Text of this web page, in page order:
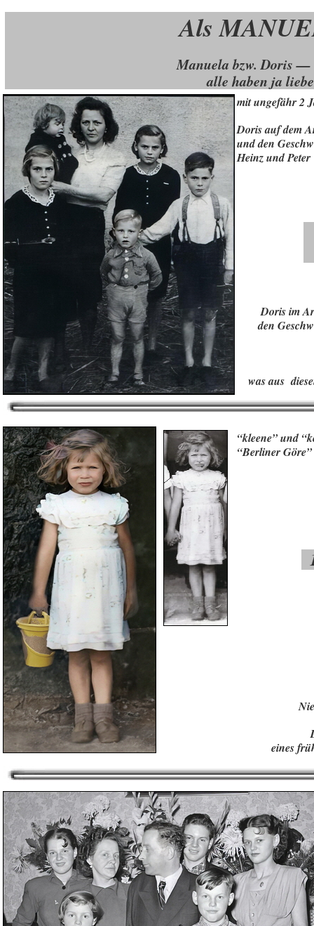
Als
Manuela bzw. Doris
alle haben ja
mit ungefähr 2
Doris auf dem
und den
Heinz und Peter
“kleene” und
“Berliner Göre”
eines
Doris im
den
was aus